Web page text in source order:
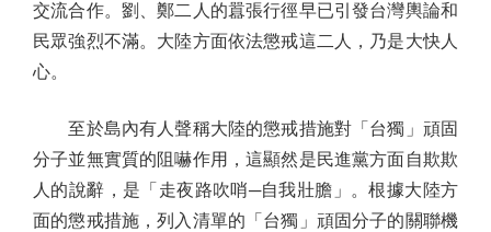
交流合作。劉、鄭二人的囂張行徑早已引發台灣輿論和
民眾強烈不滿。大陸方面依法懲戒這二人，乃是大快人
心。
至於島內有人聲稱大陸的懲戒措施對「台獨」頑固
分子並無實質的阻嚇作用，這顯然是民進黨方面自欺欺
人的說辭，是「走夜路吹哨─自我壯膽」。根據大陸方
面的懲戒措施，列入清單的「台獨」頑固分子的關聯機